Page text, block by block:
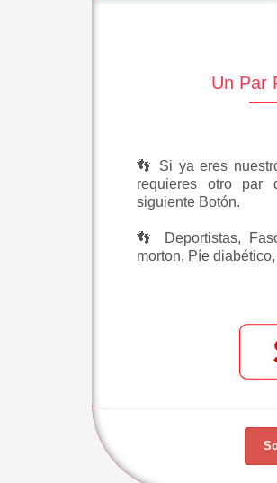
Un Par
👣 Si ya eres
requieres otro par
siguiente Botón.
👣 Deportistas,
morton, Píe